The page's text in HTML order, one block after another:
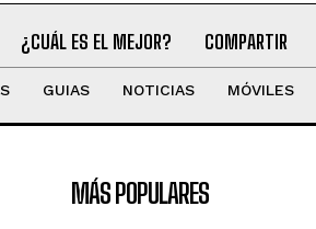
¿CUÁL ES EL MEJOR? COMPARTIR
GUIAS NOTICIAS MÓVILES
MÁS POPULARES